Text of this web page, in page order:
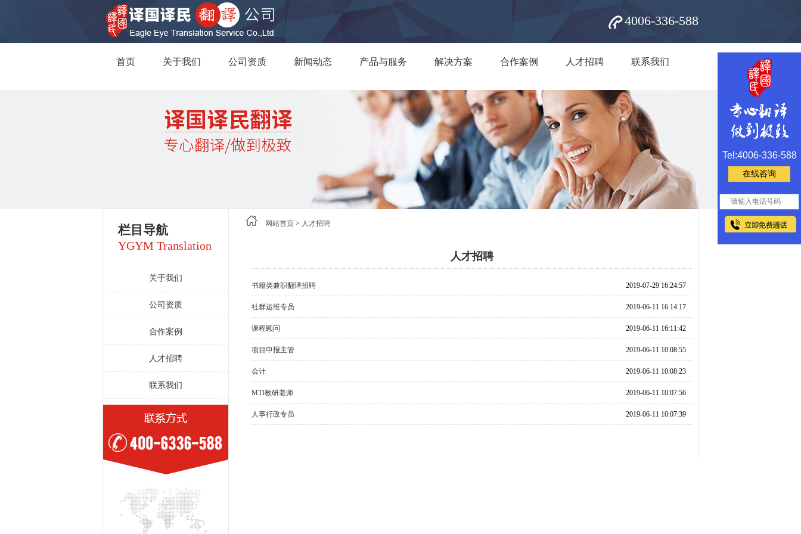
4006-336-588
首页 关于我们 公司资质 新闻动态 产品与服务 解决方案 合作案例 人才招聘 联系我们
栏目导航
YGYM Translation
关于我们
公司资质
合作案例
人才招聘
联系我们
网站首页 > 人才招聘
人才招聘
书籍类兼职翻译招聘 2019-07-29 16:24:57
社群运维专员 2019-06-11 16:14:17
课程顾问 2019-06-11 16:11:42
项目申报主管 2019-06-11 10:08:55
会计 2019-06-11 10:08:23
MTI教研老师 2019-06-11 10:07:56
人事行政专员 2019-06-11 10:07:39
Tel:4006-336-588
在线咨询